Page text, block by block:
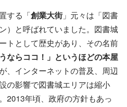
する「創業大街」元々は「図書
）と呼ばれていました。図書城
トとして歴史があり、その名前
ならココ！」というほどの本屋
、インターネットの普及、周辺
の影響で図書城エリアは縮小
2013年頃、政府の方針もあっ